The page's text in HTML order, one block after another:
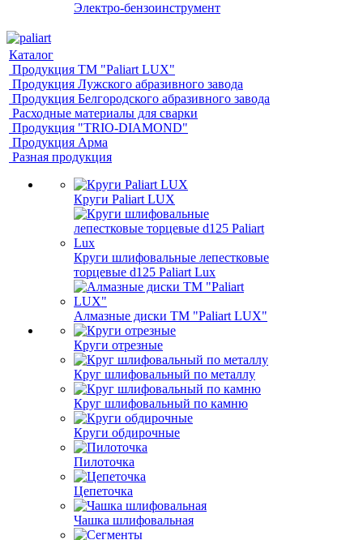
Электро-бензоинструмент
Каталог
Продукция ТМ "Paliart LUX"
Продукция Лужского абразивного завода
Продукция Белгородского абразивного завода
Расходные материалы для сварки
Продукция "TRIO-DIAMOND"
Продукция Арма
Разная продукция
Круги Paliart LUX
Круги шлифовальные лепестковые
торцевые d125 Paliart Lux
Алмазные диски ТМ "Paliart LUX"
Круги отрезные
Круг шлифовальный по металлу
Круг шлифовальный по камню
Круги обдирочные
Пилоточка
Цепеточка
Чашка шлифовальная